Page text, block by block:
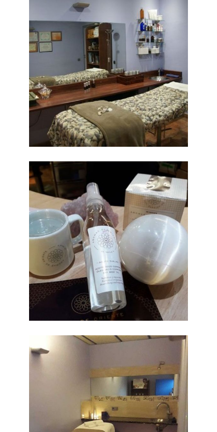
PELUQUERÍA
BALANZA RIBAS
Salón de peluquería
en Barcelona
PELUQUERÍA
BALANZA RIBAS
Ampliar
Salón peluquería
PELUQUERÍA
Ampliar